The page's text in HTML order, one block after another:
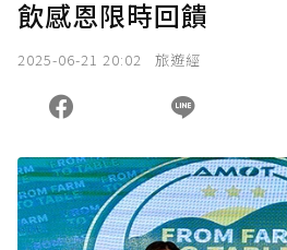
飲感恩限時回饋
2025-06-21 20:02 旅遊經